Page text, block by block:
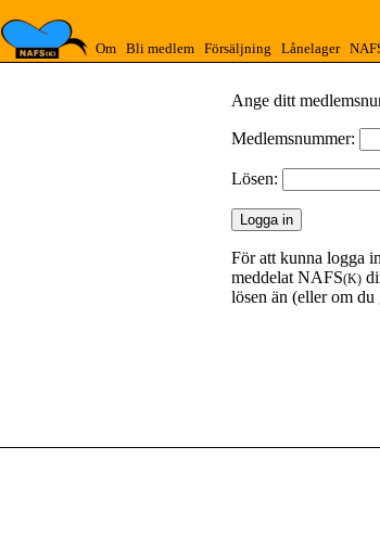
Om Bli medlem Försäljning Lånelager
Ange ditt
Medlemsnummer:
Lösen:
För att kunna logga
meddelat NAFS(K)
lösen än (eller om